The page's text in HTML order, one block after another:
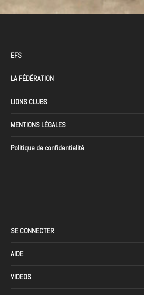
EFS
LA FÉDÉRATION
LIONS CLUBS
MENTIONS LÉGALES
Politique de confidentialité
SE CONNECTER
AIDE
VIDEOS